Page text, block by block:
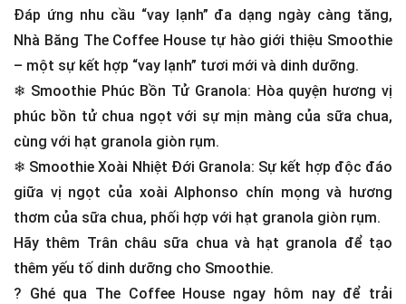
Đáp ứng nhu cầu “vay lạnh” đa dạng ngày càng tăng,
Nhà Băng The Coffee House tự hào giới thiệu Smoothie
– một sự kết hợp “vay lạnh” tươi mới và dinh dưỡng.
❄ Smoothie Phúc Bồn Tử Granola: Hòa quyện hương vị
phúc bồn tử chua ngọt với sự mịn màng của sữa chua,
cùng với hạt granola giòn rụm.
❄ Smoothie Xoài Nhiệt Đới Granola: Sự kết hợp độc đáo
giữa vị ngọt của xoài Alphonso chín mọng và hương
thơm của sữa chua, phối hợp với hạt granola giòn rụm.
Hãy thêm Trân châu sữa chua và hạt granola để tạo
thêm yếu tố dinh dưỡng cho Smoothie.
? Ghé qua The Coffee House ngay hôm nay để trải